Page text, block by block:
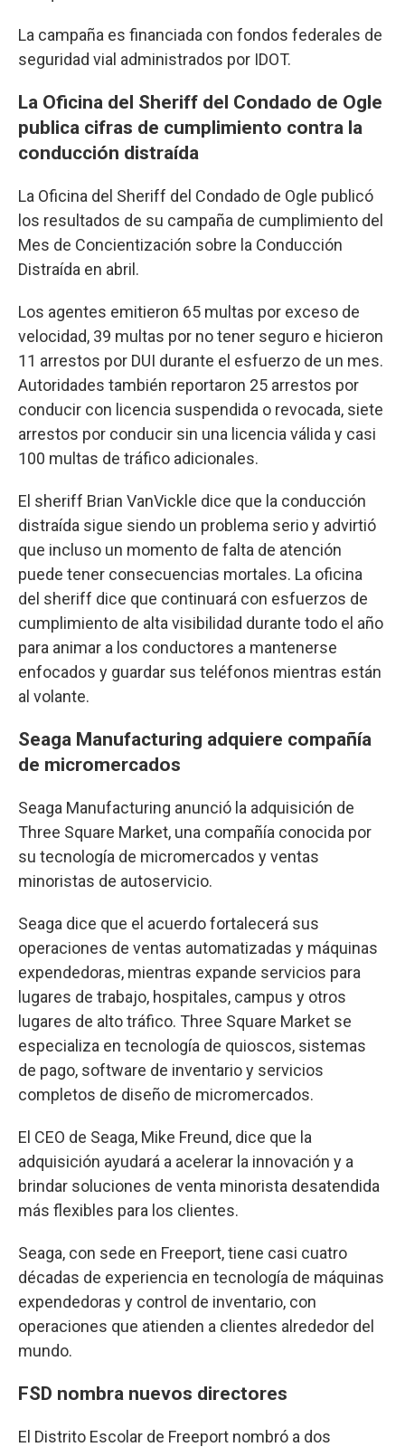
La campaña es financiada con fondos federales de
seguridad vial administrados por IDOT.
La Oficina del Sheriff del Condado de Ogle
publica cifras de cumplimiento contra la
conducción distraída
La Oficina del Sheriff del Condado de Ogle publicó
los resultados de su campaña de cumplimiento del
Mes de Concientización sobre la Conducción
Distraída en abril.
Los agentes emitieron 65 multas por exceso de
velocidad, 39 multas por no tener seguro e hicieron
11 arrestos por DUI durante el esfuerzo de un mes.
Autoridades también reportaron 25 arrestos por
conducir con licencia suspendida o revocada, siete
arrestos por conducir sin una licencia válida y casi
100 multas de tráfico adicionales.
El sheriff Brian VanVickle dice que la conducción
distraída sigue siendo un problema serio y advirtió
que incluso un momento de falta de atención
puede tener consecuencias mortales. La oficina
del sheriff dice que continuará con esfuerzos de
cumplimiento de alta visibilidad durante todo el año
para animar a los conductores a mantenerse
enfocados y guardar sus teléfonos mientras están
al volante.
Seaga Manufacturing adquiere compañía
de micromercados
Seaga Manufacturing anunció la adquisición de
Three Square Market, una compañía conocida por
su tecnología de micromercados y ventas
minoristas de autoservicio.
Seaga dice que el acuerdo fortalecerá sus
operaciones de ventas automatizadas y máquinas
expendedoras, mientras expande servicios para
lugares de trabajo, hospitales, campus y otros
lugares de alto tráfico. Three Square Market se
especializa en tecnología de quioscos, sistemas
de pago, software de inventario y servicios
completos de diseño de micromercados.
El CEO de Seaga, Mike Freund, dice que la
adquisición ayudará a acelerar la innovación y a
brindar soluciones de venta minorista desatendida
más flexibles para los clientes.
Seaga, con sede en Freeport, tiene casi cuatro
décadas de experiencia en tecnología de máquinas
expendedoras y control de inventario, con
operaciones que atienden a clientes alrededor del
mundo.
FSD nombra nuevos directores
El Distrito Escolar de Freeport nombró a dos